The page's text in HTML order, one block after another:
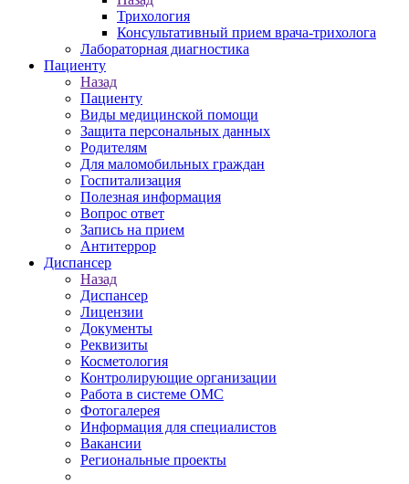
Трихология
Консультативный прием врача-трихолога
Лабораторная диагностика
Пациенту
Назад
Пациенту
Виды медицинской помощи
Защита персональных данных
Родителям
Для маломобильных граждан
Госпитализация
Полезная информация
Вопрос ответ
Запись на прием
Антитеррор
Диспансер
Назад
Диспансер
Лицензии
Документы
Реквизиты
Косметология
Контролирующие организации
Работа в системе ОМС
Фотогалерея
Информация для специалистов
Вакансии
Региональные проекты